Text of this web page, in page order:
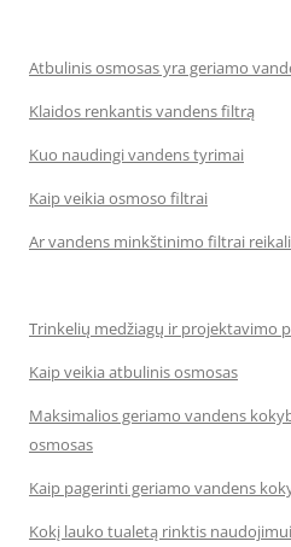
Atbulinis osmosas yra geriamo
Klaidos renkantis vandens filtrą
Kuo naudingi vandens tyrimai
Kaip veikia osmoso filtrai
Ar vandens minkštinimo filtrai
Trinkelių medžiagų ir projektavimo
Kaip veikia atbulinis osmosas
Maksimalios geriamo vandens
osmosas
Kaip pagerinti geriamo vandens
Kokį lauko tualetą rinktis